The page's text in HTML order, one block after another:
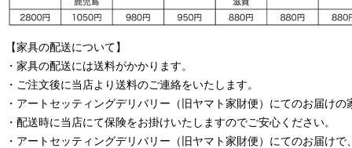
【家具の配送について】
・家具の配送には送料がかかります。
・ご注文後に当店より送料のご連絡をいたします。
・ アートセッティングデリバリー （旧ヤマト家財便） にてのお届けの
・配送時に当店にて保険をお掛けいたしますのでご安心ください。
・ アートセッティングデリバリー （旧ヤマト家財便） にてのお届けで